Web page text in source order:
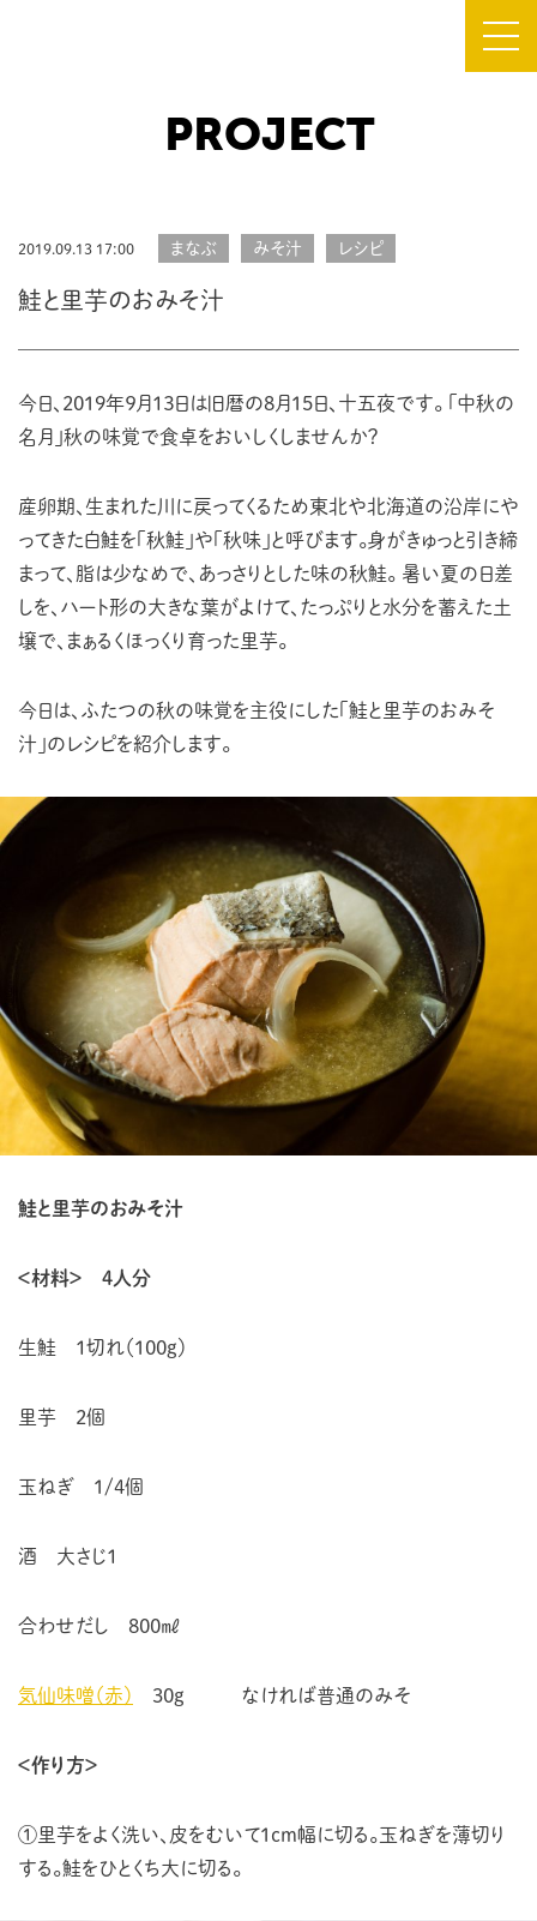
TOP
PROJECT
SHOP
ACCESS
PRIVACY POLICY
PROJECT
2019.09.13 17:00 まなぶ みそ汁 レシピ
鮭と里芋のおみそ汁
今日、2019年９月１３日は旧暦の8月15日、十五夜です。
「中秋の
名月」秋の味覚で食卓をおいしくしませんか？
産卵期、生まれた川に戻ってくるため東北や北海道の沿岸にや
ってきた白鮭を「秋鮭」や「秋味」と呼びます。身がきゅっと引き締
まって、脂は少なめで、あっさりとした味の秋鮭。 暑い夏の日差
しを、ハート形の大きな葉がよけて、たっぷりと水分を蓄えた土
壌で、まぁるくほっくり育った里芋。
今日は、ふたつの秋の味覚を主役にした「鮭と里芋のおみそ
汁」のレシピを紹介します。
鮭と里芋のおみそ汁
＜材料＞ ４人分
生鮭 １切れ（100g）
里芋 2個
玉ねぎ 1/4個
酒 大さじ１
合わせだし 800㎖
気仙味噌（赤） 30g なければ普通のみそ
＜作り方＞
①里芋をよく洗い、皮をむいて1cm幅に切る。玉ねぎを薄切り
する。鮭をひとくち大に切る。